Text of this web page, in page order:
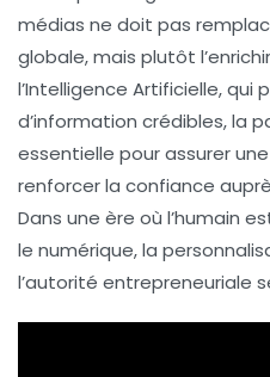
médias ne doit pas
globale, mais plutôt
l’Intelligence Artificielle, qui
d’information crédibles, la
essentielle pour assurer
renforcer la confiance
Dans une ère où l’humain
le numérique, la
l’autorité entrepreneuriale